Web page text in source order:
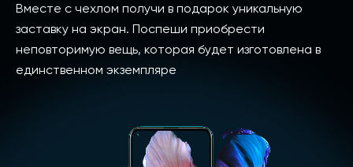
Вместе с чехлом получи в подарок уникальную
заставку на экран. Поспеши приобрести
неповторимую вещь, которая будет изготовлена в
единственном экземпляре